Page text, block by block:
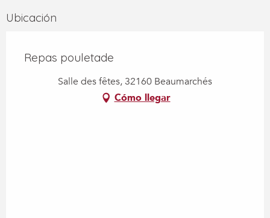
Ubicación
Repas pouletade
Salle des fêtes, 32160 Beaumarchés
Cómo llegar